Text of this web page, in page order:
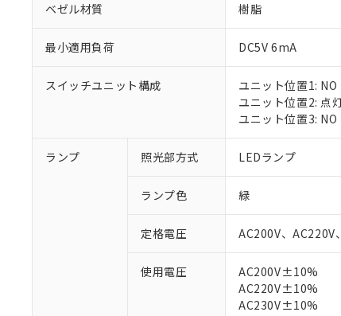
ベゼル材質 樹脂
最小適用負荷 DC5V 6mA
スイッチユニット構成
ユニット位置1: NO
ユニット位置2: 点
ユニット位置3: NO
ランプ 照光部方式 LEDランプ
ランプ色 緑
定格電圧 AC200V、AC220V
使用電圧
AC200V±10%
AC220V±10%
AC230V±10%
ご利用条件
※1 対応状況
対応済み：
対応予定：EU
対応予定なし：
調査・確認中：
非該当品：ライ
仕入先様の事情
※1 中国